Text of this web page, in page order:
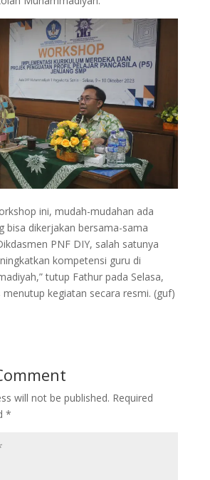
ini, mudah-mudahan ada
bisa dikerjakan bersama-sama
PNF DIY, salah satunya
kompetensi guru di
tutup Fathur pada Selasa,
menutup kegiatan secara resmi. (guf)
will not be published. Required
*